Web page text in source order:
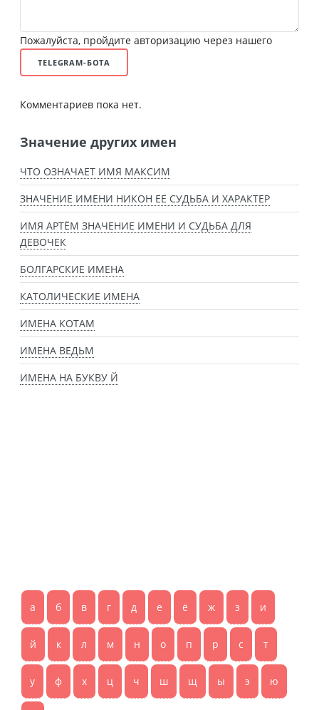
Пожалуйста, пройдите авторизацию через нашего
TELEGRAM-БОТА
Комментариев пока нет.
Значение других имен
ЧТО ОЗНАЧАЕТ ИМЯ МАКСИМ
ЗНАЧЕНИЕ ИМЕНИ НИКОН ЕЕ СУДЬБА И ХАРАКТЕР
ИМЯ АРТЁМ ЗНАЧЕНИЕ ИМЕНИ И СУДЬБА ДЛЯ
ДЕВОЧЕК
БОЛГАРСКИЕ ИМЕНА
КАТОЛИЧЕСКИЕ ИМЕНА
ИМЕНА КОТАМ
ИМЕНА ВЕДЬМ
ИМЕНА НА БУКВУ Й
а б в г д е ё ж з и
й к л м н о п р с т
у ф х ц ч ш щ ы э ю